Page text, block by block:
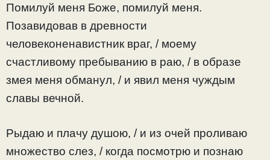
Помилуй меня Боже, помилуй меня.
Позавидовав в древности
человеконенавистник враг, / моему
счастливому пребыванию в раю, / в образе
змея меня обманул, / и явил меня чуждым
славы вечной.
Рыдаю и плачу душою, / и из очей проливаю
множество слез, / когда посмотрю и познаю